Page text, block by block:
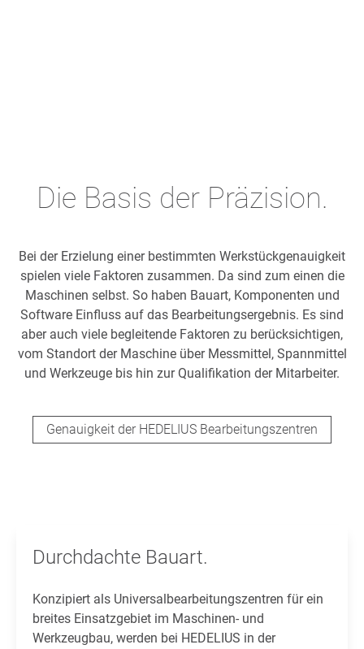
Die Basis der Präzision.
Bei der Erzielung einer bestimmten Werkstückgenauigkeit
spielen viele Faktoren zusammen. Da sind zum einen die
Maschinen selbst. So haben Bauart, Komponenten und
Software Einfluss auf das Bearbeitungsergebnis. Es sind
aber auch viele begleitende Faktoren zu berücksichtigen,
vom Standort der Maschine über Messmittel, Spannmittel
und Werkzeuge bis hin zur Qualifikation der Mitarbeiter.
Genauigkeit der HEDELIUS Bearbeitungszentren
Durchdachte Bauart.
Konzipiert als Universalbearbeitungszentren für ein
breites Einsatzgebiet im Maschinen- und
Werkzeugbau, werden bei HEDELIUS in der